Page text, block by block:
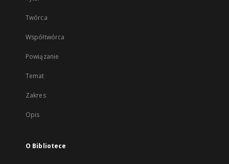
Twórca
Współtwórca
Powiązanie
Temat
Zakres
Opis
O Bibliotece